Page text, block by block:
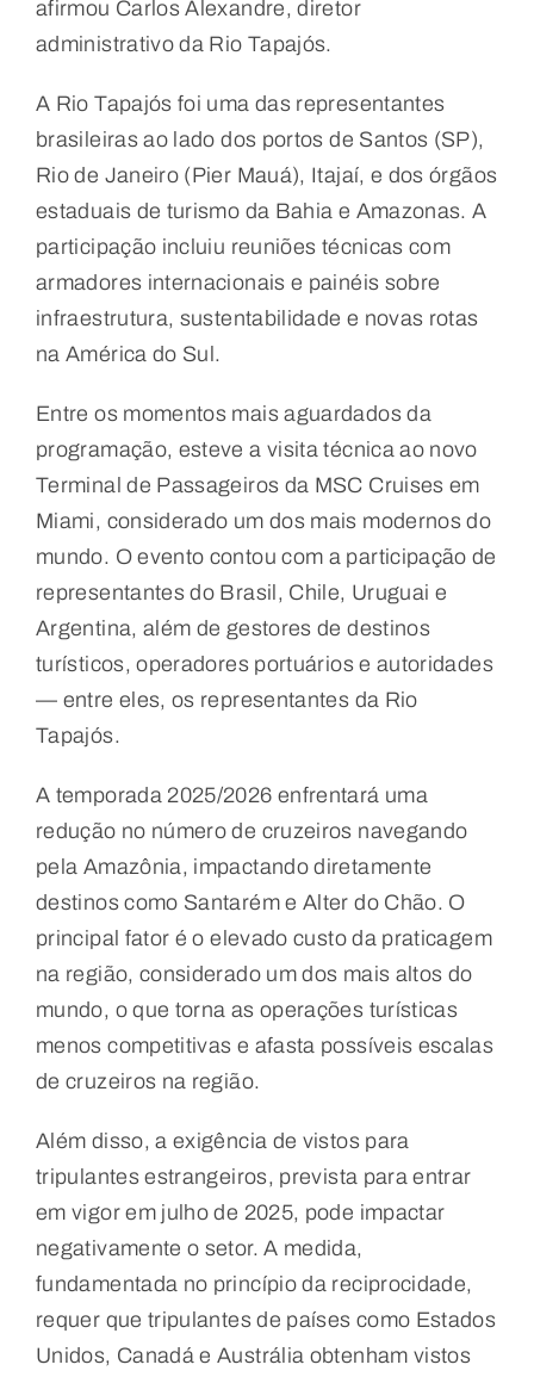
afirmou Carlos Alexandre, diretor
administrativo da Rio Tapajós.
A Rio Tapajós foi uma das representantes
brasileiras ao lado dos portos de Santos (SP),
Rio de Janeiro (Pier Mauá), Itajaí, e dos órgãos
estaduais de turismo da Bahia e Amazonas. A
participação incluiu reuniões técnicas com
armadores internacionais e painéis sobre
infraestrutura, sustentabilidade e novas rotas
na América do Sul.
Entre os momentos mais aguardados da
programação, esteve a visita técnica ao novo
Terminal de Passageiros da MSC Cruises em
Miami, considerado um dos mais modernos do
mundo. O evento contou com a participação de
representantes do Brasil, Chile, Uruguai e
Argentina, além de gestores de destinos
turísticos, operadores portuários e autoridades
— entre eles, os representantes da Rio
Tapajós.
A temporada 2025/2026 enfrentará uma
redução no número de cruzeiros navegando
pela Amazônia, impactando diretamente
destinos como Santarém e Alter do Chão. O
principal fator é o elevado custo da praticagem
na região, considerado um dos mais altos do
mundo, o que torna as operações turísticas
menos competitivas e afasta possíveis escalas
de cruzeiros na região.
Além disso, a exigência de vistos para
tripulantes estrangeiros, prevista para entrar
em vigor em julho de 2025, pode impactar
negativamente o setor. A medida,
fundamentada no princípio da reciprocidade,
requer que tripulantes de países como Estados
Unidos, Canadá e Austrália obtenham vistos